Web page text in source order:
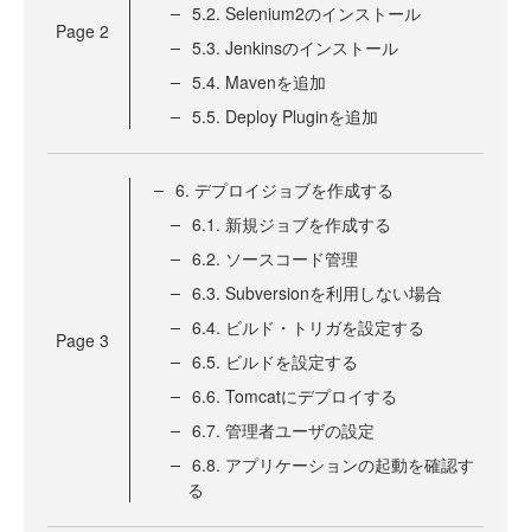
Page 2
5.2. Selenium2のインストール
5.3. Jenkinsのインストール
5.4. Mavenを追加
5.5. Deploy Pluginを追加
Page 3
6. デプロイジョブを作成する
6.1. 新規ジョブを作成する
6.2. ソースコード管理
6.3. Subversionを利用しない場合
6.4. ビルド・トリガを設定する
6.5. ビルドを設定する
6.6. Tomcatにデプロイする
6.7. 管理者ユーザの設定
6.8. アプリケーションの起動を確認す
る